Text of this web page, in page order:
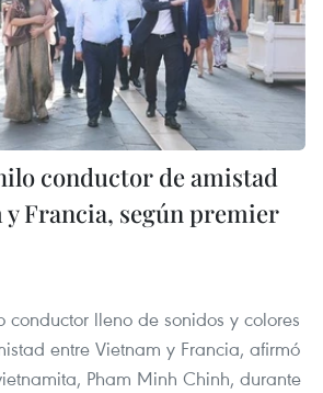
conductor de amistad
y Francia, según premier
conductor lleno de sonidos y colores
entre Vietnam y Francia, afirmó
Pham Minh Chinh, durante